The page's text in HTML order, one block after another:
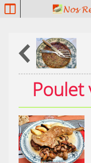
P
Poulet